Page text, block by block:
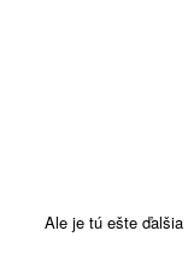
Ale je tú ešte